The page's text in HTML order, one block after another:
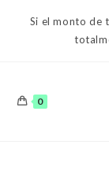
Si el monto de
0